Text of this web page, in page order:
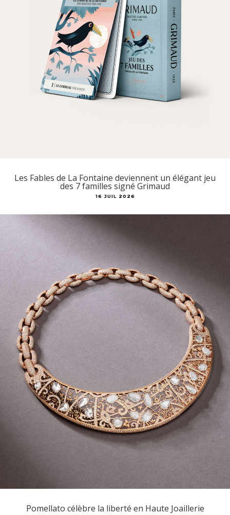
Les Fables de La Fontaine deviennent un élégant jeu
des 7 familles signé Grimaud
16 JUIL 2026
Pomellato célèbre la liberté en Haute Joaillerie